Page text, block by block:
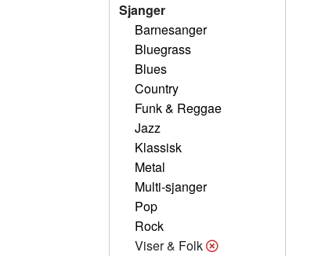
Sjanger
Barnesanger
Bluegrass
Blues
Country
Funk & Reggae
Jazz
Klassisk
Metal
Multi-sjanger
Pop
Rock
Viser & Folk